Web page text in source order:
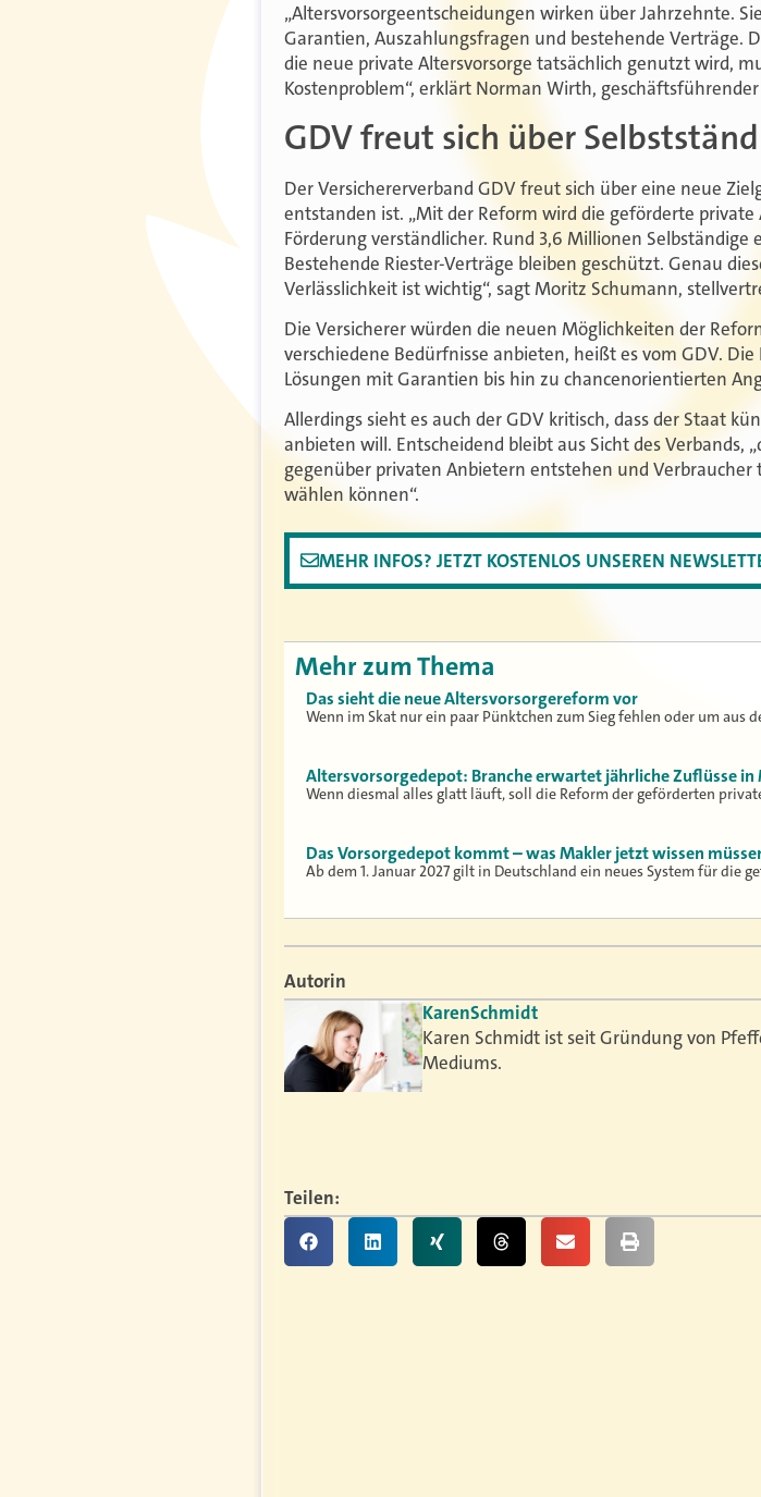
„Altersvorsorgeentscheidungen wirken über Jahrzehnte.
Garantien, Auszahlungsfragen und bestehende Verträge.
die neue private Altersvorsorge tatsächlich genutzt wird,
Kostenproblem“, erklärt Norman Wirth,
GDV freut sich über
Der Versichererverband GDV freut sich über eine neue
entstanden ist. „Mit der Reform wird die geförderte
Förderung verständlicher. Rund 3,6 Millionen
Bestehende Riester-Verträge bleiben geschützt. Genau
Verlässlichkeit ist wichtig“, sagt Moritz Schumann,
Die Versicherer würden die neuen Möglichkeiten der
verschiedene Bedürfnisse anbieten, heißt es vom GDV.
Lösungen mit Garantien bis hin zu chancenorientierten
Allerdings sieht es auch der GDV kritisch, dass der Staat
anbieten will. Entscheidend bleibt aus Sicht des Verbands,
gegenüber privaten Anbietern entstehen und
wählen können“.
MEHR INFOS? JETZT KOSTENLOS UNSEREN
Mehr zum Thema
Das sieht die neue Altersvorsorgereform vor
Wenn im Skat nur ein paar Pünktchen zum Sieg fehlen oder um aus
Altersvorsorgedepot: Branche erwartet jährliche Zuflüsse
Wenn diesmal alles glatt läuft, soll die Reform der geförderten
Das Vorsorgedepot kommt – was Makler jetzt wissen
Ab dem 1. Januar 2027 gilt in Deutschland ein neues System für die
Autorin
KarenSchmidt
Karen Schmidt ist seit Gründung von
Mediums.
Teilen: